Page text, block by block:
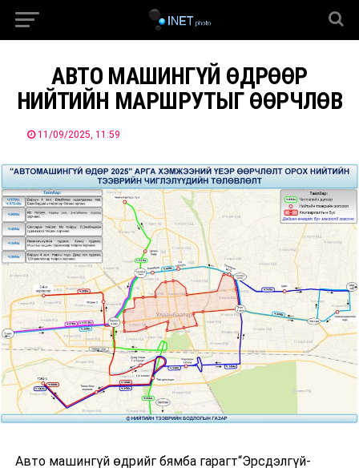
АВТО МАШИНГҮЙ ӨДРӨӨР
НИЙТИЙН МАРШРУТЫГ ӨӨРЧЛӨВ
11/09/2025, 11:59
Авто машингүй өдрийг бямба гарагт“Эрсдэлгүй-